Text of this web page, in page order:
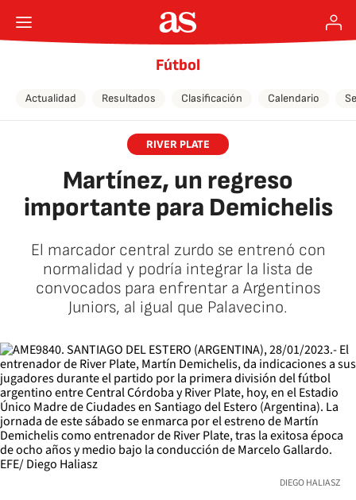
Fútbol
Actualidad Resultados Clasificación Calendario
RIVER PLATE
Martínez, un regreso
importante para Demichelis
El marcador central zurdo se entrenó con
normalidad y podría integrar la lista de
convocados para enfrentar a Argentinos
Juniors, al igual que Palavecino.
DIEGO HALIASZ